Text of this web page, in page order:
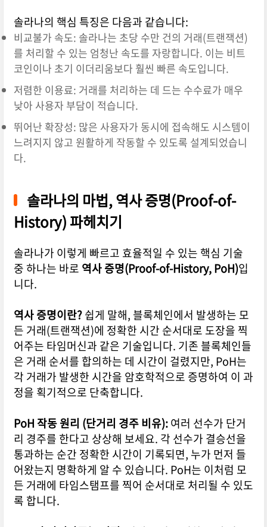
솔라나의 핵심 특징은 다음과 같습니다:
비교불가 속도: 솔라나는 초당 수만 건의 거래(트랜잭션)
를 처리할 수 있는 엄청난 속도를 자랑합니다. 이는 비트
코인이나 초기 이더리움보다 훨씬 빠른 속도입니다.
저렴한 이용료: 거래를 처리하는 데 드는 수수료가 매우
낮아 사용자 부담이 적습니다.
뛰어난 확장성: 많은 사용자가 동시에 접속해도 시스템이
느려지지 않고 원활하게 작동할 수 있도록 설계되었습니
다.
솔라나의 마법, 역사 증명(Proof-of-
History) 파헤치기
솔라나가 이렇게 빠르고 효율적일 수 있는 핵심 기술
중 하나는 바로 역사 증명(Proof-of-History, PoH)입
니다.
역사 증명이란?쉽게 말해, 블록체인에서 발생하는 모
든 거래(트랜잭션)에 정확한 시간 순서대로 도장을 찍
어주는 타임머신과 같은 기술입니다. 기존 블록체인들
은 거래 순서를 합의하는 데 시간이 걸렸지만, PoH는
각 거래가 발생한 시간을 암호학적으로 증명하여 이 과
정을 획기적으로 단축합니다.
PoH 작동 원리 (단거리 경주 비유):여러 선수가 단거
리 경주를 한다고 상상해 보세요. 각 선수가 결승선을
통과하는 순간 정확한 시간이 기록되면, 누가 먼저 들
어왔는지 명확하게 알 수 있습니다. PoH는 이처럼 모
든 거래에 타임스탬프를 찍어 순서대로 처리될 수 있도
록 합니다.